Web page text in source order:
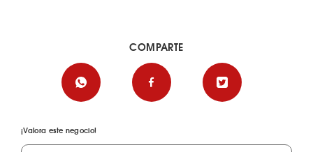
¡Valora este negocio!
COMPARTE